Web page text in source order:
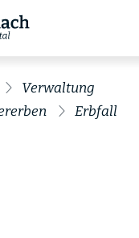
Verwaltung
Erbfall